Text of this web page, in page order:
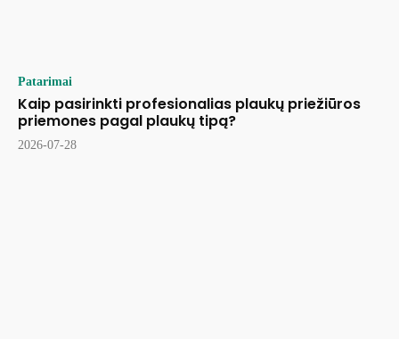
Patarimai
Kaip pasirinkti profesionalias plaukų priežiūros
priemones pagal plaukų tipą?
2026-07-28